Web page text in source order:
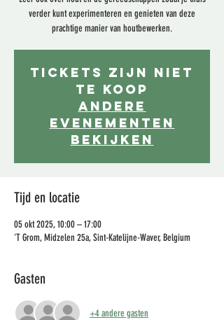
verder kunt experimenteren en genieten van deze
prachtige manier van houtbewerken.
Tickets zijn niet
te koop
Andere
evenementen
bekijken
Tijd en locatie
05 okt 2025, 10:00 – 17:00
'T Grom, Midzelen 25a, Sint-Katelijne-Waver, Belgium
Gasten
+4 andere gasten